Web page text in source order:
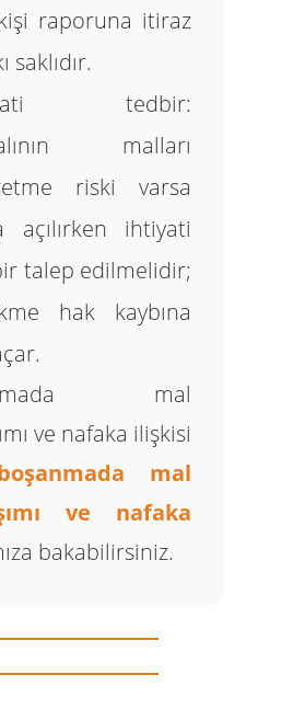
raporuna itiraz
saklıdır.
tedbir:
malları
riski varsa
açılırken ihtiyati
talep edilmelidir;
hak kaybına
mal
ve nafaka ilişkisi
mal
ve nafaka
bakabilirsiniz.